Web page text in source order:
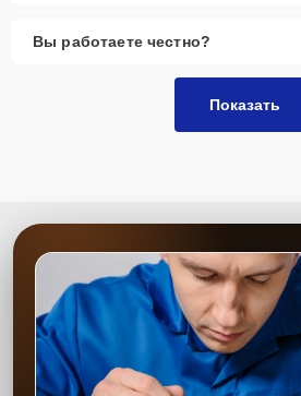
Вы работаете честно?
Показать